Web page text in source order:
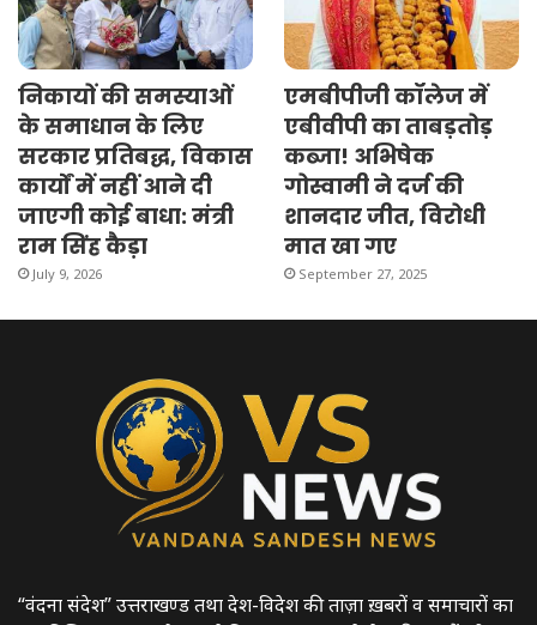
निकायों की समस्याओं
के समाधान के लिए
सरकार प्रतिबद्ध, विकास
कार्यों में नहीं आने दी
जाएगी कोई बाधा: मंत्री
राम सिंह कैड़ा
July 9, 2026
एमबीपीजी कॉलेज में
एबीवीपी का ताबड़तोड़
कब्जा! अभिषेक
गोस्वामी ने दर्ज की
शानदार जीत, विरोधी
मात खा गए
September 27, 2025
“वंदना संदेश” उत्तराखण्ड तथा देश-विदेश की ताज़ा ख़बरों व समाचारों का